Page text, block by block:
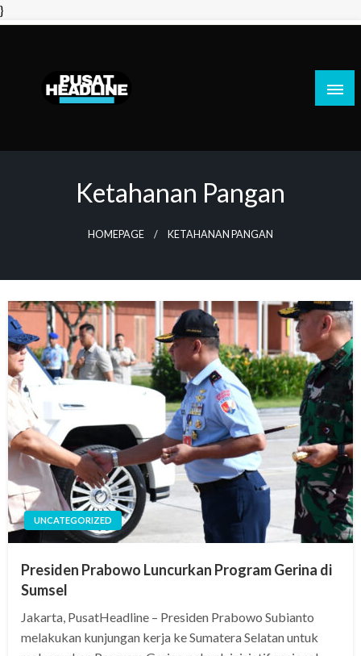
}Skip
to
Ketahanan Pangan
HOMEPAGE KETAHANAN PANGAN
UNCATEGORIZED
Presiden Prabowo Luncurkan Program Gerina di
Sumsel
Jakarta, PusatHeadline – Presiden Prabowo Subianto
melakukan kunjungan kerja ke Sumatera Selatan untuk